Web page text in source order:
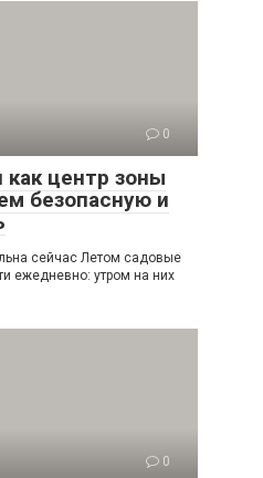
0
центр зоны
безопасную и
сейчас Летом садовые
ежедневно: утром на них
0